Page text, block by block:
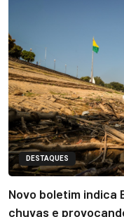
DESTAQUES
Novo boletim indica
chuvas e